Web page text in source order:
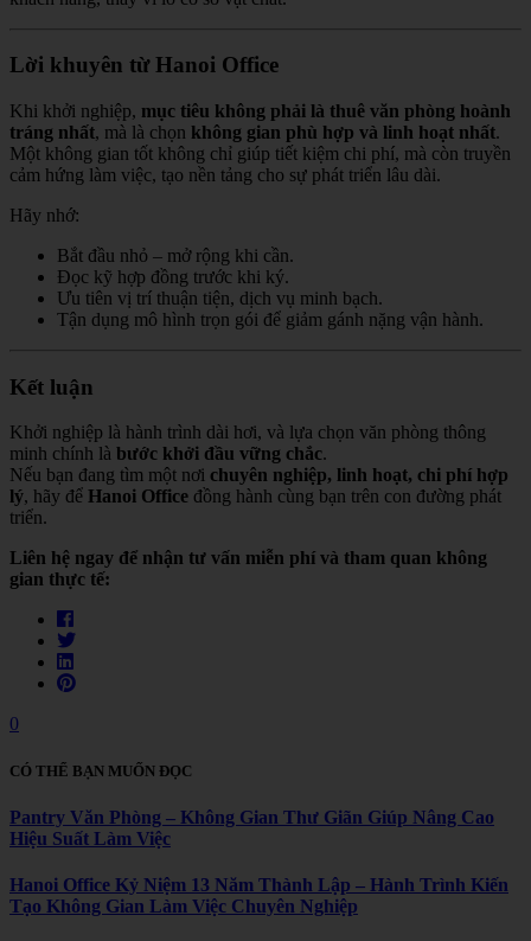
Lời khuyên từ Hanoi Office
Khi khởi nghiệp, mục tiêu không phải là thuê văn phòng hoành
tráng nhất, mà là chọn không gian phù hợp và linh hoạt nhất.
Một không gian tốt không chỉ giúp tiết kiệm chi phí, mà còn truyền
cảm hứng làm việc, tạo nền tảng cho sự phát triển lâu dài.
Hãy nhớ:
Bắt đầu nhỏ – mở rộng khi cần.
Đọc kỹ hợp đồng trước khi ký.
Ưu tiên vị trí thuận tiện, dịch vụ minh bạch.
Tận dụng mô hình trọn gói để giảm gánh nặng vận hành.
Kết luận
Khởi nghiệp là hành trình dài hơi, và lựa chọn văn phòng thông
minh chính là bước khởi đầu vững chắc.
Nếu bạn đang tìm một nơi chuyên nghiệp, linh hoạt, chi phí hợp
lý, hãy để Hanoi Office đồng hành cùng bạn trên con đường phát
triển.
Liên hệ ngay để nhận tư vấn miễn phí và tham quan không
gian thực tế:
0
CÓ THỂ BẠN MUỐN ĐỌC
Pantry Văn Phòng – Không Gian Thư Giãn Giúp Nâng Cao
Hiệu Suất Làm Việc
Hanoi Office Kỷ Niệm 13 Năm Thành Lập – Hành Trình Kiến
Tạo Không Gian Làm Việc Chuyên Nghiệp